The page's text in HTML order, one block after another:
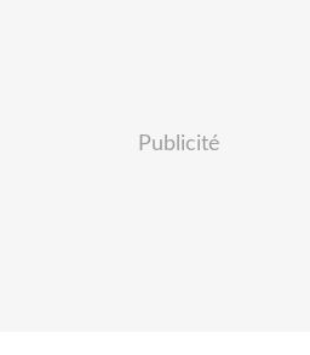
Publicité